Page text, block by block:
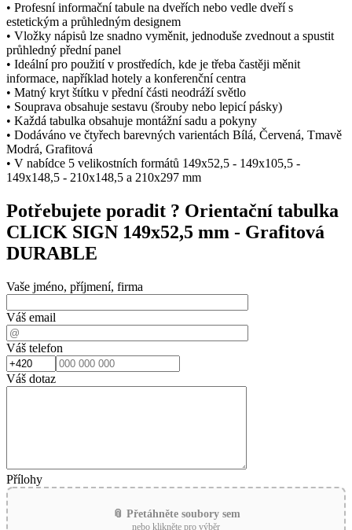
• Profesní informační tabule na dveřích nebo vedle dveří s
estetickým a průhledným designem
• Vložky nápisů lze snadno vyměnit, jednoduše zvednout a spustit
průhledný přední panel
• Ideální pro použití v prostředích, kde je třeba častěji měnit
informace, například hotely a konferenční centra
• Matný kryt štítku v přední části neodráží světlo
• Souprava obsahuje sestavu (šrouby nebo lepicí pásky)
• Každá tabulka obsahuje montážní sadu a pokyny
• Dodáváno ve čtyřech barevných varientách Bílá, Červená, Tmavě
Modrá, Grafitová
• V nabídce 5 velikostních formátů 149x52,5 - 149x105,5 -
149x148,5 - 210x148,5 a 210x297 mm
Potřebujete poradit ? Orientační tabulka
CLICK SIGN 149x52,5 mm - Grafitová
DURABLE
Vaše jméno, příjmení, firma
Váš email
Váš telefon
Váš dotaz
Přílohy
📎 Přetáhněte soubory sem
nebo klikněte pro výběr